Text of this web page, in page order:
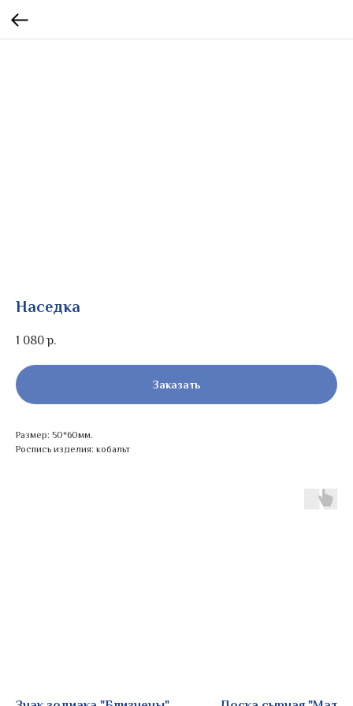
Наседка
1 080 р.
Заказать
Размер: 50*60мм.
Роспись изделия: кобальт